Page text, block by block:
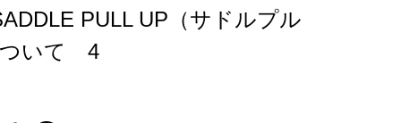
PULL UP（サドルプル
ついて 4